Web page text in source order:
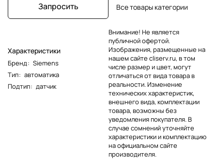
Запросить
Характеристики
Бренд: Siemens
Тип: автоматика
Подтип: датчик
Все товары категории
Внимание! Не является
публичной офертой.
Изображения, размещенные на
нашем сайте cliserv.ru, в том
числе размер и цвет, могут
отличаться от вида товара в
реальности. Изменение
технических характеристик,
внешнего вида, комплектации
товара, возможны без
уведомления покупателя. В
случае сомнений уточняйте
характеристики и комплектацию
на официальном сайте
производителя.